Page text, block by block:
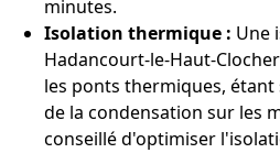
minutes.
Isolation thermique : Une
Hadancourt-le-Haut-
les ponts thermiques,
de la condensation sur les
conseillé d'optimiser